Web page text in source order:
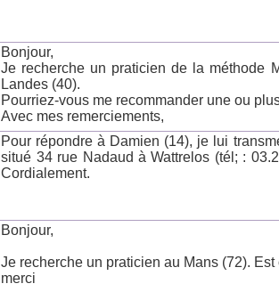
Bonjour,
Je recherche un praticien de la méthode
Landes (40).
Pourriez-vous me recommander une ou
Avec mes remerciements,
Pour répondre à Damien (14), je lui
situé 34 rue Nadaud à Wattrelos (tél; :
Cordialement.
Bonjour,
Je recherche un praticien au Mans (72).
merci